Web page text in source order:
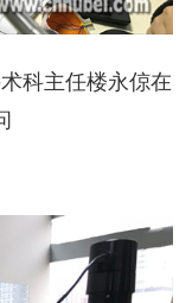
科主任楼永倞在